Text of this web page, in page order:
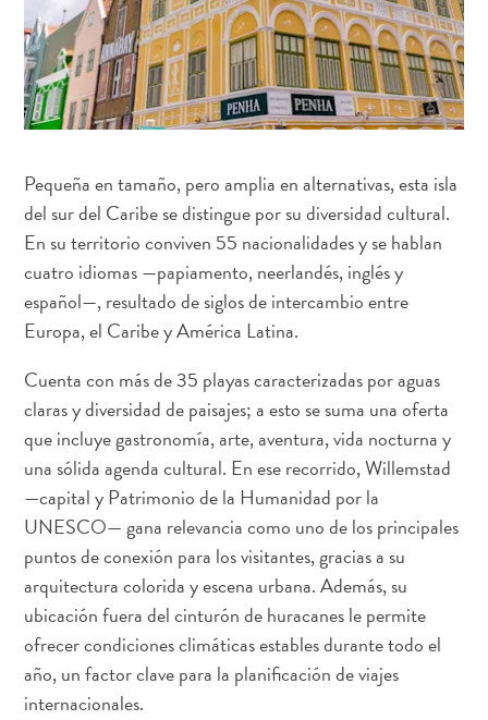
quedarse?
Apartamentos
Casas
de
vacaciones
Hoteles
y
Pequeña en tamaño, pero amplia en alternativas, esta isla
del sur del Caribe se distingue por su diversidad cultural.
En su territorio conviven 55 nacionalidades y se hablan
cuatro idiomas —papiamento, neerlandés, inglés y
español—, resultado de siglos de intercambio entre
Europa, el Caribe y América Latina.
Cuenta con más de 35 playas caracterizadas por aguas
claras y diversidad de paisajes; a esto se suma una oferta
que incluye gastronomía, arte, aventura, vida nocturna y
una sólida agenda cultural. En ese recorrido, Willemstad
—capital y Patrimonio de la Humanidad por la
UNESCO— gana relevancia como uno de los principales
puntos de conexión para los visitantes, gracias a su
arquitectura colorida y escena urbana. Además, su
ubicación fuera del cinturón de huracanes le permite
ofrecer condiciones climáticas estables durante todo el
año, un factor clave para la planificación de viajes
internacionales.